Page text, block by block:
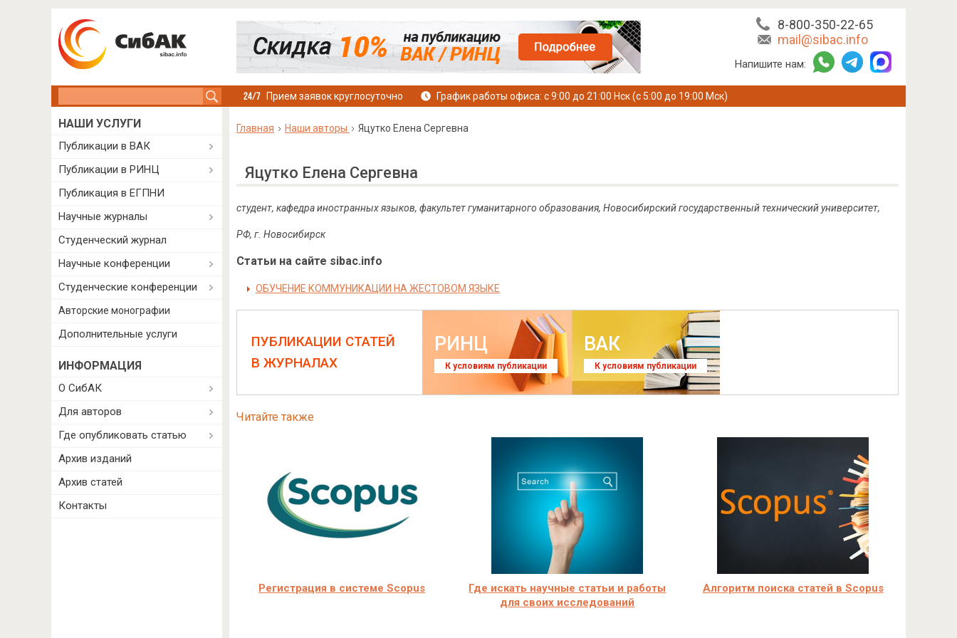
8-800-350-22-65
mail@sibac.info
Напишите нам:
Прием заявок круглосуточно График работы офиса: с 9:00 до 21:00 Нск (с 5:00 до 19:00 Мск)
Главная Наши авторы Яцутко Елена Сергевна
Яцутко Елена Сергевна
студент, кафедра иностранных языков, факультет гуманитарного образования, Новосибирский государственный технический университет,
РФ, г. Новосибирск
Статьи на сайте sibac.info
ОБУЧЕНИЕ КОММУНИКАЦИИ НА ЖЕСТОВОМ ЯЗЫКЕ
ПУБЛИКАЦИИ СТАТЕЙ
В ЖУРНАЛАХ
РИНЦ
К условиям публикации
ВАК
К условиям публикации
Читайте также
Регистрация в системе Scopus
Где искать научные статьи и работы
для своих исследований
Алгоритм поиска статей в Scopus
НАШИ УСЛУГИ
Публикации в ВАК
Публикации в РИНЦ
Публикация в ЕГПНИ
Научные журналы
Студенческий журнал
Научные конференции
Студенческие конференции
Авторские монографии
Дополнительные услуги
ИНФОРМАЦИЯ
О СибАК
Для авторов
Где опубликовать статью
Архив изданий
Архив статей
Контакты